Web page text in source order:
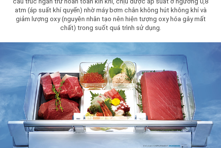
atm (áp suất khí quyển) nhờ máy bơm chân không hút không khí và
giảm lượng oxy (nguyên nhân tạo nên hiện tượng oxy hóa gây mất
chất) trong suốt quá trình sử dụng.